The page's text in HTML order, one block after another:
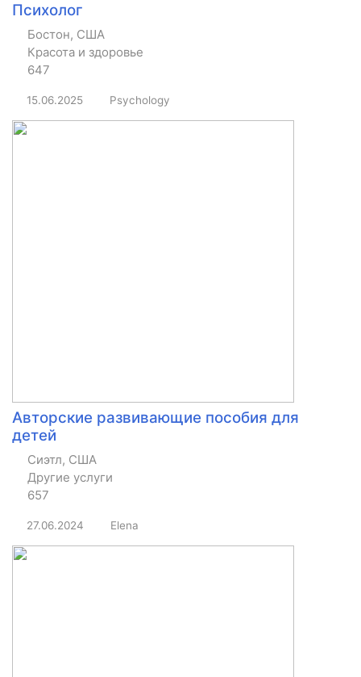
Психолог
Бостон, США
Красота и здоровье
647
15.06.2025 Psychology
Авторские развивающие пособия для
детей
Сиэтл, США
Другие услуги
657
27.06.2024 Elena